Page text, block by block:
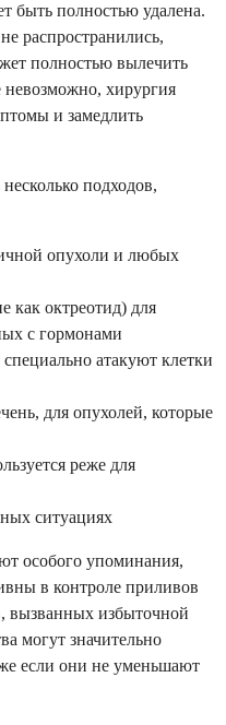
быть полностью удалена.
распространились,
полностью вылечить
невозможно, хирургия
и замедлить
подходов,
опухоли и любых
как октреотид) для
с гормонами
атакуют клетки
для опухолей, которые
реже для
ситуациях
особого упоминания,
в контроле приливов
вызванных избыточной
могут значительно
если они не уменьшают